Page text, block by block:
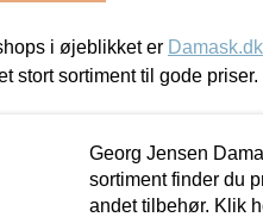
i øjeblikket er Damask.dk
stort sortiment til gode priser.
Georg Jensen
sortiment finder du
andet tilbehør. Klik